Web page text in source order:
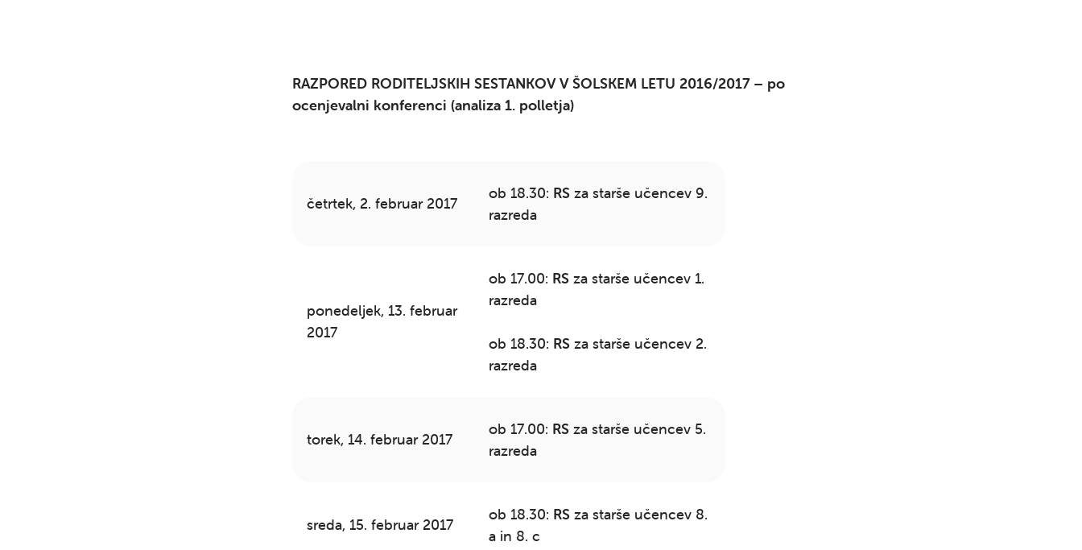
RAZPORED RODITELJSKIH SESTANKOV V ŠOLSKEM LETU 2016/2017 – po
ocenjevalni konferenci (analiza 1. polletja)
četrtek, 2. februar 2017
ob 18.30: RSza starše učencev 9.
razreda
ponedeljek, 13. februar
2017
ob 17.00: RSza starše učencev 1.
razreda
ob 18.30: RSza starše učencev 2.
razreda
torek, 14. februar 2017
ob 17.00: RSza starše učencev 5.
razreda
sreda, 15. februar 2017
ob 18.30: RSza starše učencev 8.
a in 8. c